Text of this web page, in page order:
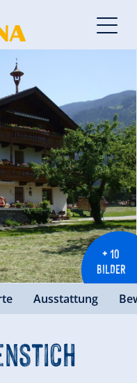
+ 10
BILDER
Ausstattung